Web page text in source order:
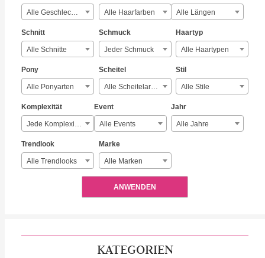
Alle Geschlechter Alle Haarfarben Alle Längen
Schnitt
Alle Schnitte
Schmuck
Jeder Schmuck
Haartyp
Alle Haartypen
Pony
Alle Ponyarten
Scheitel
Alle Scheitelarten
Stil
Alle Stile
Komplexität
Jede Komplexität
Event
Alle Events
Jahr
Alle Jahre
Trendlook
Alle Trendlooks
Marke
Alle Marken
ANWENDEN
KATEGORIEN